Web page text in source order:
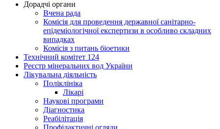
Дорадчі органи
Вчена рада
Комісія для проведення державної санітарно-
епідеміологічної експертизи в особливо складних
випадках
Комісія з питань біоетики
Технічний комітет 124
Реєстр мінеральних вод України
Лікувальна діяльність
Поліклініка
Лікарі
Наукові програми
Діагностика
Реабілітація
Профілактичні огляди